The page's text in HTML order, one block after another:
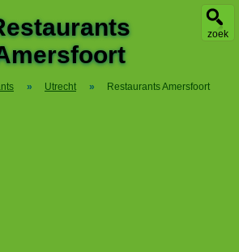
zoek
» Utrecht » Restaurants Amersfoort